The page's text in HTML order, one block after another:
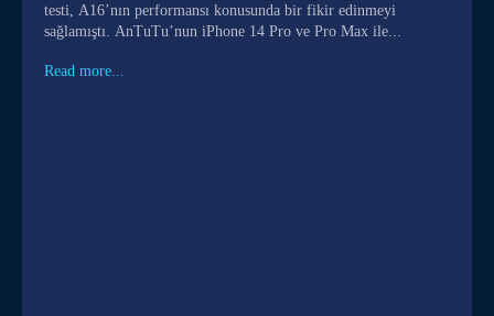
testi, A16’nın performansı konusunda bir fikir edinmeyi
sağlamıştı. AnTuTu’nun iPhone 14 Pro ve Pro Max ile...
Read more...